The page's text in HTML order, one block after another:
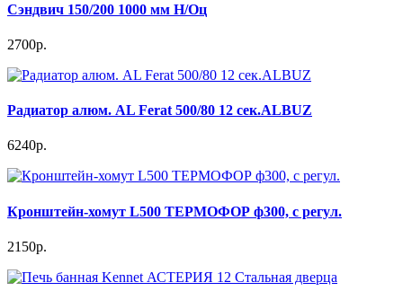
Сэндвич 150/200 1000 мм Н/Оц
2700р.
Радиатор алюм. AL Ferat 500/80 12 сек.ALBUZ
6240р.
Кронштейн-хомут L500 ТЕРМОФОР ф300, с регул.
2150р.